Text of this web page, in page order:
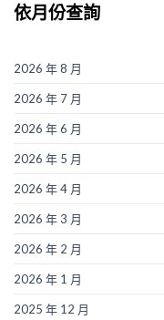
依月份查詢
2026 年 8 月
2026 年 7 月
2026 年 6 月
2026 年 5 月
2026 年 4 月
2026 年 3 月
2026 年 2 月
2026 年 1 月
2025 年 12 月